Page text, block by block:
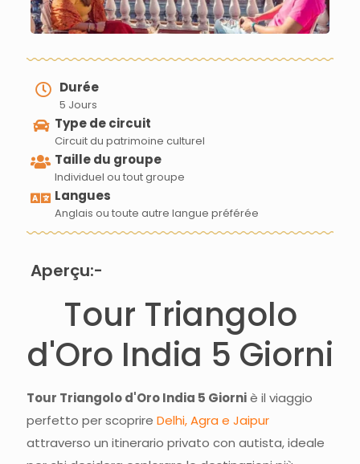
Durée
5 Jours
Type de circuit
Circuit du patrimoine culturel
Taille du groupe
Individuel ou tout groupe
Langues
Anglais ou toute autre langue préférée
Aperçu:-
Tour Triangolo
d'Oro India 5 Giorni
Tour Triangolo d'Oro India 5 Giorniè il viaggio
perfetto per scoprire Delhi, Agra e Jaipur
attraverso un itinerario privato con autista, ideale